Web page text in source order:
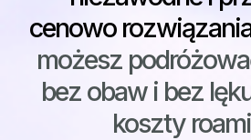
cenowo
możesz
bez obaw i bez
koszty